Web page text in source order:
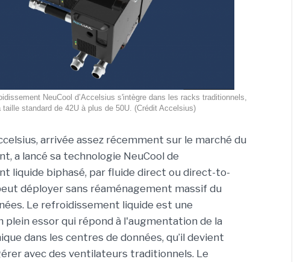
NeuCool d’Accelsius s'intègre dans les racks traditionnels,
taille standard de 42U à plus de 50U. (Crédit Accelsius)
arrivée assez récemment sur le marché du
a lancé sa technologie NeuCool de
liquide biphasé, par fluide direct ou direct-to-
déployer sans réaménagement massif du
Le refroidissement liquide est une
plein essor qui répond à l'augmentation de la
dans les centres de données, qu’il devient
avec des ventilateurs traditionnels. Le